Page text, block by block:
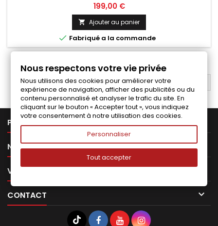
Prix
199,00 €
 Ajouter au panier
 Fabriqué a la commande
Suivant
RETOUR EN HAUT
PRODUITS
NOTRE SOCIÉTÉ 
VOTRE COMPTE 
CONTACT 
Nous respectons votre vie privée
Nous utilisons des cookies pour améliorer votre
expérience de navigation, afficher des publicités ou du
contenu personnalisé et analyser le trafic du site. En
cliquant sur le bouton « Accepter tout », vous indiquez
votre consentement à notre utilisation des cookies.
Personnaliser
Tout accepter